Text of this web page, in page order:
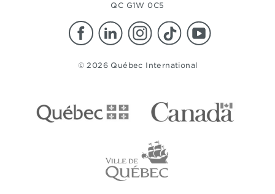
QC G1W 0C5
© 2026 Québec International